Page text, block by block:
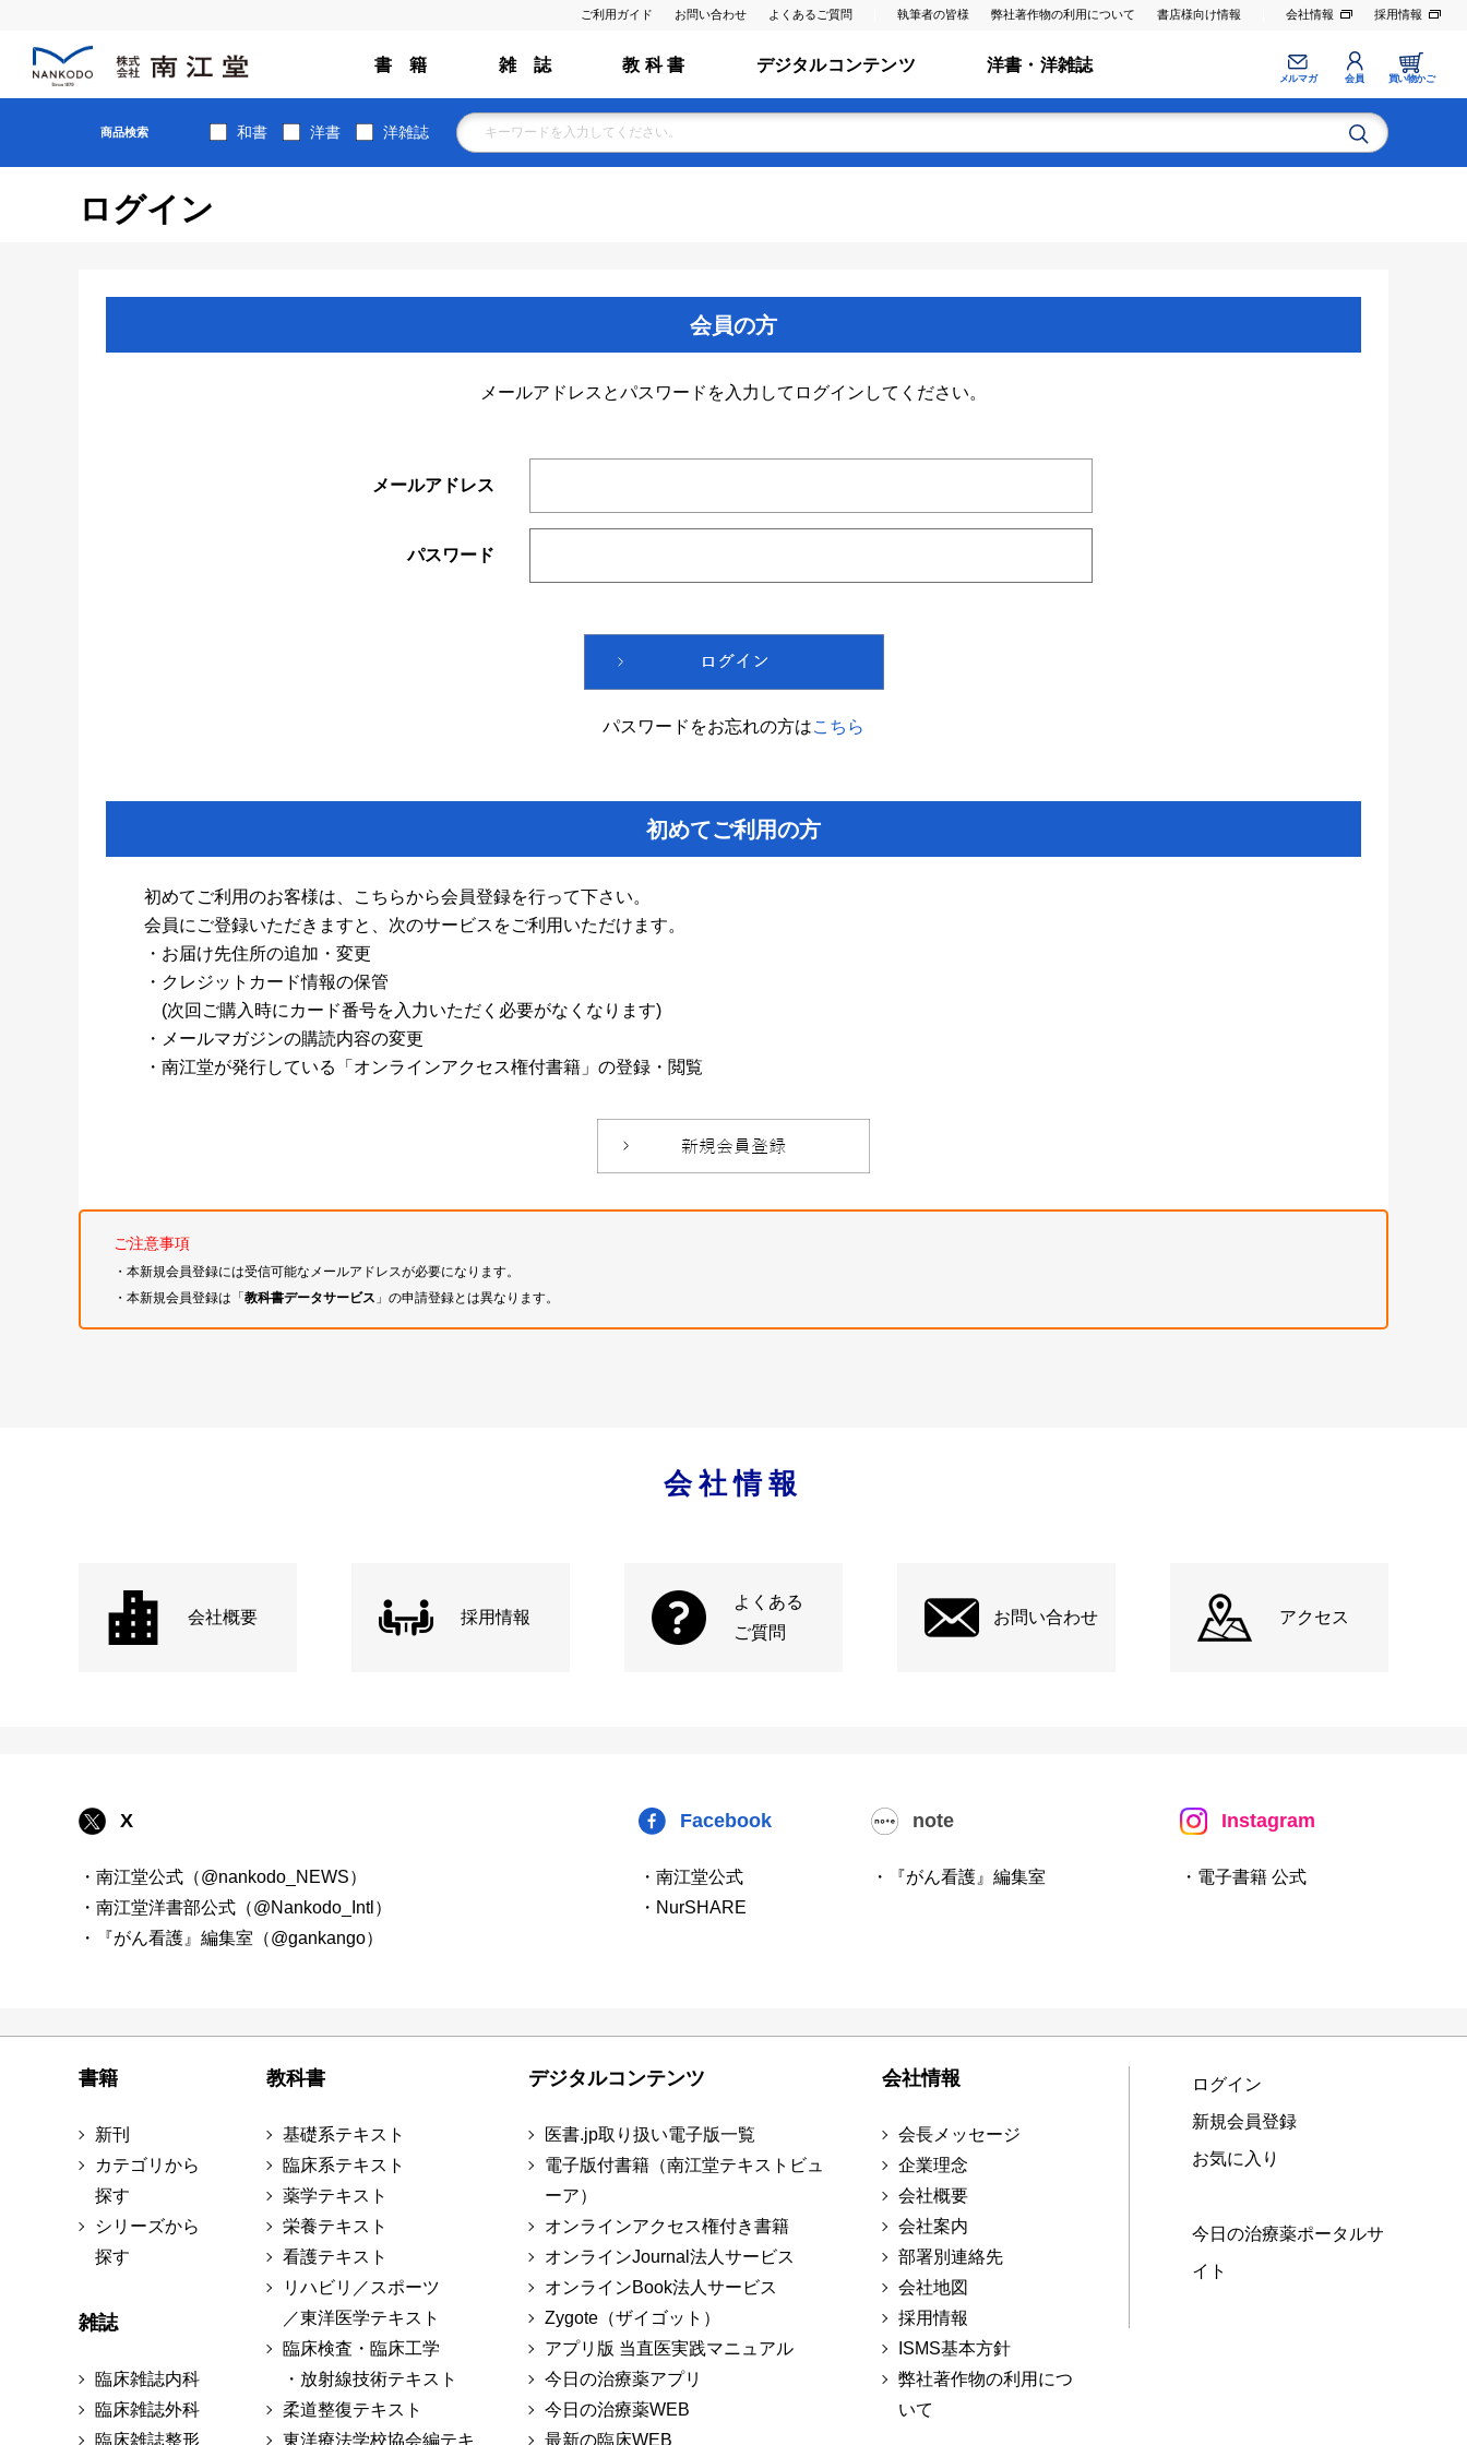
ご利用ガイド お問い合わせ よくあるご質問 執筆者の皆様 弊社著作物の利用について 書店様向け情報 会社情報 採用情報
書 籍 雑 誌 教 科 書 デジタルコンテンツ 洋書・洋雑誌
メルマガ 会員 買い物かご
商品検索 和書 洋書 洋雑誌
ログイン
会員の方
メールアドレスとパスワードを入力してログインしてください。
メールアドレス
パスワード
パスワードをお忘れの方はこちら
初めてご利用の方
初めてご利用のお客様は、こちらから会員登録を行って下さい。
会員にご登録いただきますと、次のサービスをご利用いただけます。
・お届け先住所の追加・変更
・クレジットカード情報の保管
(次回ご購入時にカード番号を入力いただく必要がなくなります)
・メールマガジンの購読内容の変更
・南江堂が発行している「オンラインアクセス権付書籍」の登録・閲覧
ご注意事項
・本新規会員登録には受信可能なメールアドレスが必要になります。
・本新規会員登録は「教科書データサービス 」の申請登録とは異なります。
会社情報
会社概要 採用情報
よくある
ご質問
お問い合わせ アクセス
X
・南江堂公式（@nankodo_NEWS）
・南江堂洋書部公式（@Nankodo_Intl）
・『がん看護』編集室（@gankango）
Facebook
・南江堂公式
・NurSHARE
note
・『がん看護』編集室
Instagram
・電子書籍 公式
書籍
新刊
カテゴリから
探す
シリーズから
探す
雑誌
臨床雑誌内科
臨床雑誌外科
臨床雑誌整形
教科書
基礎系テキスト
臨床系テキスト
薬学テキスト
栄養テキスト
看護テキスト
リハビリ／スポーツ
／東洋医学テキスト
臨床検査・臨床工学
・放射線技術テキスト
柔道整復テキスト
東洋療法学校協会編テキ
デジタルコンテンツ
医書.jp取り扱い電子版一覧
電子版付書籍（南江堂テキストビュ
ーア）
オンラインアクセス権付き書籍
オンラインJournal法人サービス
オンラインBook法人サービス
Zygote（ザイゴット）
アプリ版 当直医実践マニュアル
今日の治療薬アプリ
今日の治療薬WEB
最新の臨床WEB
会社情報
会長メッセージ
企業理念
会社概要
会社案内
部署別連絡先
会社地図
採用情報
ISMS基本方針
弊社著作物の利用につ
いて
ログイン
新規会員登録
お気に入り
今日の治療薬ポータルサ
イト